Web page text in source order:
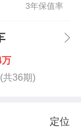
3年保值率
万
(共36期)
定位